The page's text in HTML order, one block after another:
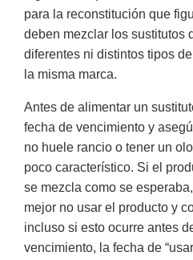
para la reconstitución que
deben mezclar los sustitutos
diferentes ni distintos tipos
la misma marca.
Antes de alimentar un
fecha de vencimiento y
no huele rancio o tener un
poco característico. Si el
se mezcla como se
mejor no usar el producto y
incluso si esto ocurre antes
vencimiento, la fecha de